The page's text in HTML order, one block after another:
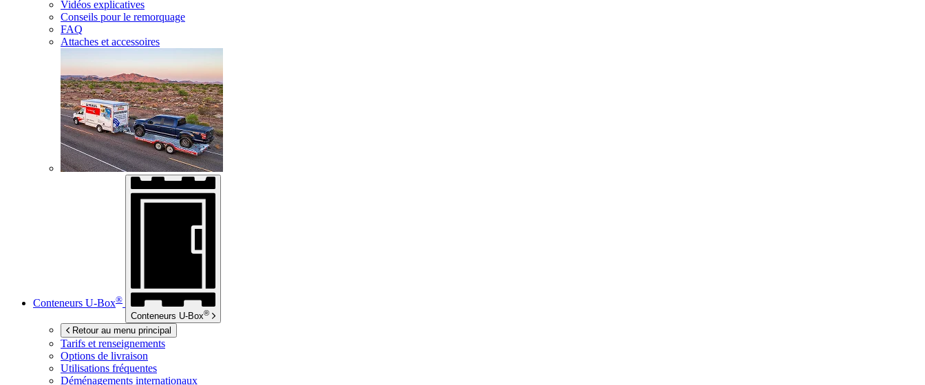
Vidéos explicatives
Conseils pour le remorquage
FAQ
Attaches et accessoires
Conteneurs U-Box®
Conteneurs U-Box®
Retour au menu principal
Tarifs et renseignements
Options de livraison
Utilisations fréquentes
Déménagements internationaux